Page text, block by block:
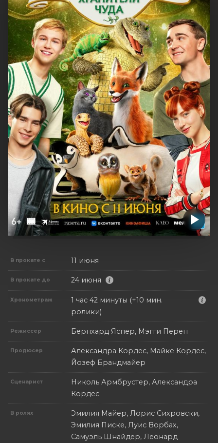
В прокате с 11 июня
В прокате до 24 июня
Хронометраж
1 час 42 минуты (+10 мин.
ролики)
Режиссер Бернхард Яспер, Мэгги Перен
Продюсер
Александра Кордес, Майке Кордес,
Йозеф Брандмайер
Сценарист
Николь Армбрустер, Александра
Кордес
В ролях
Эмилия Майер, Лорис Сихровски,
Эмилия Писке, Луис Ворбах,
Самуэль Шнайдер, Леонард